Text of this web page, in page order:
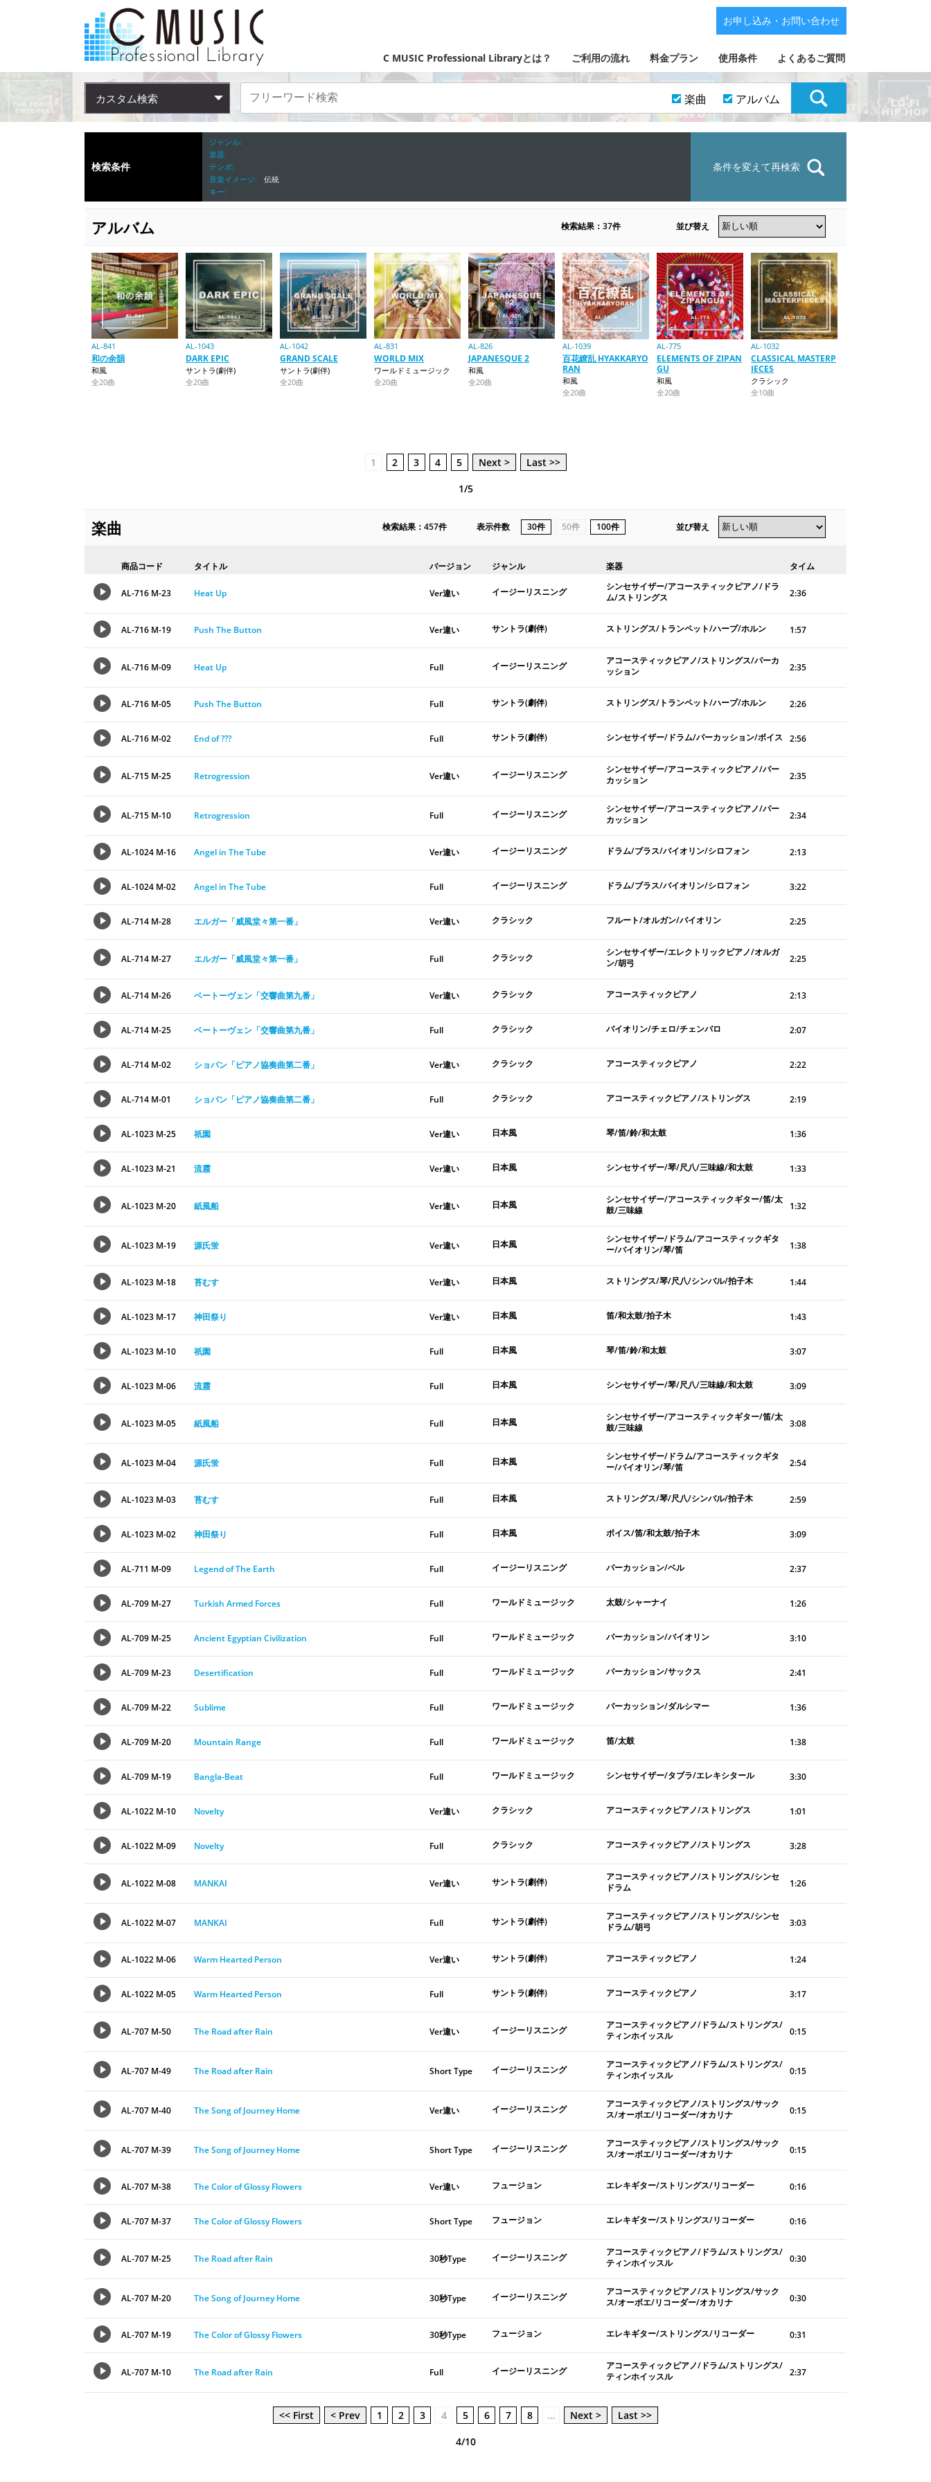
C MUSIC Professional Libraryとは？ ご利用の流れ 料金プラン 使用条件 よくあるご質問
お申し込み・お問い合わせ
カスタム検索 楽曲 アルバム
検索条件
ジャンル
楽器
テンポ
音楽イメージ
伝統
キー
条件を変えて再検索
アルバム 検索結果：37件 並び替え
AL-841
和の余韻
和風
全20曲
AL-1043
DARK EPIC
サントラ(劇伴)
全20曲
AL-1042
GRAND SCALE
サントラ(劇伴)
全20曲
AL-831
WORLD MIX
ワールドミュージック
全20曲
AL-826
JAPANESQUE 2
和風
全20曲
AL-1039
百花繚乱 HYAKKARYO
RAN
和風
全20曲
AL-775
ELEMENTS OF ZIPAN
GU
和風
全20曲
AL-1032
CLASSICAL MASTERP
IECES
クラシック
全10曲
1 2 3 4 5 Next >
Last >>
1/5
楽曲 検索結果：457件 表示件数 30件 50件 100件 並び替え
商品コード タイトル バージョン ジャンル 楽器 タイム
AL-716 M-23 Heat Up Ver違い イージーリスニング
シンセサイザー/アコースティックピアノ/ドラ
ム/ストリングス
2:36
AL-716 M-19 Push The Button Ver違い サントラ(劇伴) ストリングス/トランペット/ハープ/ホルン 1:57
AL-716 M-09 Heat Up Full イージーリスニング
アコースティックピアノ/ストリングス/パーカ
ッション
2:35
AL-716 M-05 Push The Button Full サントラ(劇伴) ストリングス/トランペット/ハープ/ホルン 2:26
AL-716 M-02 End of ??? Full サントラ(劇伴) シンセサイザー/ドラム/パーカッション/ボイス 2:56
AL-715 M-25 Retrogression Ver違い イージーリスニング
シンセサイザー/アコースティックピアノ/パー
カッション
2:35
AL-715 M-10 Retrogression Full イージーリスニング
シンセサイザー/アコースティックピアノ/パー
カッション
2:34
AL-1024 M-16 Angel in The Tube Ver違い イージーリスニング ドラム/ブラス/バイオリン/シロフォン 2:13
AL-1024 M-02 Angel in The Tube Full イージーリスニング ドラム/ブラス/バイオリン/シロフォン 3:22
AL-714 M-28 エルガー「威風堂々第一番」 Ver違い クラシック フルート/オルガン/バイオリン 2:25
AL-714 M-27 エルガー「威風堂々第一番」 Full クラシック
シンセサイザー/エレクトリックピアノ/オルガ
ン/胡弓
2:25
AL-714 M-26 ベートーヴェン「交響曲第九番」 Ver違い クラシック アコースティックピアノ 2:13
AL-714 M-25 ベートーヴェン「交響曲第九番」 Full クラシック バイオリン/チェロ/チェンバロ 2:07
AL-714 M-02 ショパン「ピアノ協奏曲第二番」 Ver違い クラシック アコースティックピアノ 2:22
AL-714 M-01 ショパン「ピアノ協奏曲第二番」 Full クラシック アコースティックピアノ/ストリングス 2:19
AL-1023 M-25 祇園 Ver違い 日本風 琴/笛/鈴/和太鼓 1:36
AL-1023 M-21 流霞 Ver違い 日本風 シンセサイザー/琴/尺八/三味線/和太鼓 1:33
AL-1023 M-20 紙風船 Ver違い 日本風
シンセサイザー/アコースティックギター/笛/太
鼓/三味線
1:32
AL-1023 M-19 源氏蛍 Ver違い 日本風
シンセサイザー/ドラム/アコースティックギタ
ー/バイオリン/琴/笛
1:38
AL-1023 M-18 苔むす Ver違い 日本風 ストリングス/琴/尺八/シンバル/拍子木 1:44
AL-1023 M-17 神田祭り Ver違い 日本風 笛/和太鼓/拍子木 1:43
AL-1023 M-10 祇園 Full 日本風 琴/笛/鈴/和太鼓 3:07
AL-1023 M-06 流霞 Full 日本風 シンセサイザー/琴/尺八/三味線/和太鼓 3:09
AL-1023 M-05 紙風船 Full 日本風
シンセサイザー/アコースティックギター/笛/太
鼓/三味線
3:08
AL-1023 M-04 源氏蛍 Full 日本風
シンセサイザー/ドラム/アコースティックギタ
ー/バイオリン/琴/笛
2:54
AL-1023 M-03 苔むす Full 日本風 ストリングス/琴/尺八/シンバル/拍子木 2:59
AL-1023 M-02 神田祭り Full 日本風 ボイス/笛/和太鼓/拍子木 3:09
AL-711 M-09 Legend of The Earth Full イージーリスニング パーカッション/ベル 2:37
AL-709 M-27 Turkish Armed Forces Full ワールドミュージック 太鼓/シャーナイ 1:26
AL-709 M-25 Ancient Egyptian Civilization Full ワールドミュージック パーカッション/バイオリン 3:10
AL-709 M-23 Desertification Full ワールドミュージック パーカッション/サックス 2:41
AL-709 M-22 Sublime Full ワールドミュージック パーカッション/ダルシマー 1:36
AL-709 M-20 Mountain Range Full ワールドミュージック 笛/太鼓 1:38
AL-709 M-19 Bangla-Beat Full ワールドミュージック シンセサイザー/タブラ/エレキシタール 3:30
AL-1022 M-10 Novelty Ver違い クラシック アコースティックピアノ/ストリングス 1:01
AL-1022 M-09 Novelty Full クラシック アコースティックピアノ/ストリングス 3:28
AL-1022 M-08 MANKAI Ver違い サントラ(劇伴)
アコースティックピアノ/ストリングス/シンセ
ドラム
1:26
AL-1022 M-07 MANKAI Full サントラ(劇伴)
アコースティックピアノ/ストリングス/シンセ
ドラム/胡弓
3:03
AL-1022 M-06 Warm Hearted Person Ver違い サントラ(劇伴) アコースティックピアノ 1:24
AL-1022 M-05 Warm Hearted Person Full サントラ(劇伴) アコースティックピアノ 3:17
AL-707 M-50 The Road after Rain Ver違い イージーリスニング
アコースティックピアノ/ドラム/ストリングス/
ティンホイッスル
0:15
AL-707 M-49 The Road after Rain Short Type イージーリスニング
アコースティックピアノ/ドラム/ストリングス/
ティンホイッスル
0:15
AL-707 M-40 The Song of Journey Home Ver違い イージーリスニング
アコースティックピアノ/ストリングス/サック
ス/オーボエ/リコーダー/オカリナ
0:15
AL-707 M-39 The Song of Journey Home Short Type イージーリスニング
アコースティックピアノ/ストリングス/サック
ス/オーボエ/リコーダー/オカリナ
0:15
AL-707 M-38 The Color of Glossy Flowers Ver違い フュージョン エレキギター/ストリングス/リコーダー 0:16
AL-707 M-37 The Color of Glossy Flowers Short Type フュージョン エレキギター/ストリングス/リコーダー 0:16
AL-707 M-25 The Road after Rain 30秒Type イージーリスニング
アコースティックピアノ/ドラム/ストリングス/
ティンホイッスル
0:30
AL-707 M-20 The Song of Journey Home 30秒Type イージーリスニング
アコースティックピアノ/ストリングス/サック
ス/オーボエ/リコーダー/オカリナ
0:30
AL-707 M-19 The Color of Glossy Flowers 30秒Type フュージョン エレキギター/ストリングス/リコーダー 0:31
AL-707 M-10 The Road after Rain Full イージーリスニング
アコースティックピアノ/ドラム/ストリングス/
ティンホイッスル
2:37
<< First < Prev 1 2 3 4 5 6 7 8 … Next >
Last >>
4/10